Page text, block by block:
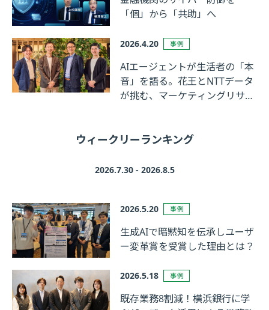
「個」から「共助」へ
2026.4.20 事例
AIエージェントが生活者の「本
音」を語る。花王とNTTデータ
が挑む、マーケティングリサー
ウィークリーランキング
2026.7.30 - 2026.8.5
2026.5.20 事例
生成AIで暗黙知を伝承しユーザ
ー変革賞を受賞した理由とは？
2026.5.18 事例
既存業務8割減！横浜銀行に学